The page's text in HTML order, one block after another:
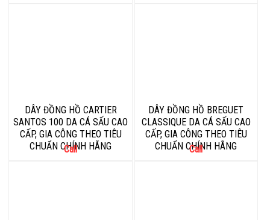
DÂY ĐỒNG HỒ CARTIER
SANTOS 100 DA CÁ SẤU CAO
CẤP, GIA CÔNG THEO TIÊU
CHUẨN CHÍNH HÃNG
Call
DÂY ĐỒNG HỒ BREGUET
CLASSIQUE DA CÁ SẤU CAO
CẤP, GIA CÔNG THEO TIÊU
CHUẨN CHÍNH HÃNG
Call